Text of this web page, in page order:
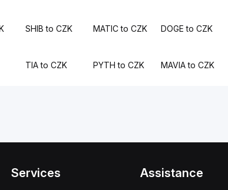
SHIB to CZK MATIC to CZK DOGE to CZK
TIA to CZK PYTH to CZK MAVIA to CZK
Services Assistance